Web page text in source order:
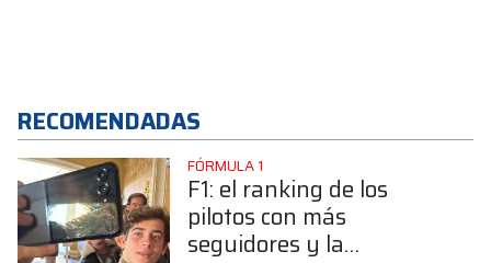
RECOMENDADAS
FÓRMULA 1
F1: el ranking de los
pilotos con más
seguidores y la